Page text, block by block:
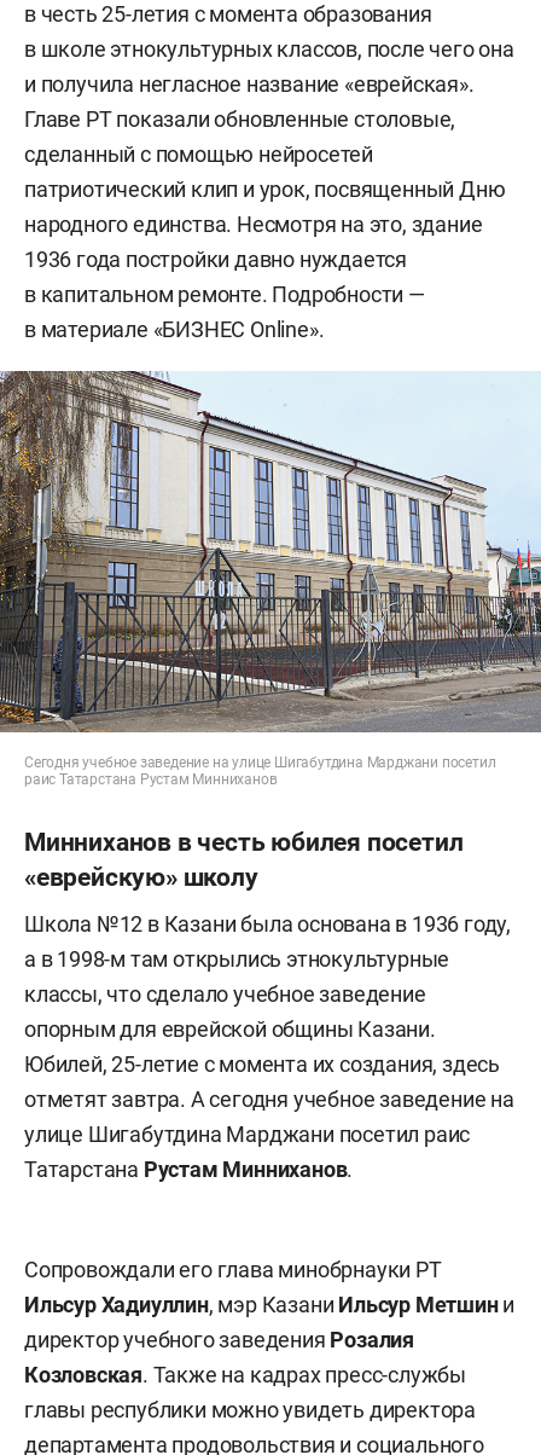
в честь 25-летия с момента образования
в школе этнокультурных классов, после чего она
и получила негласное название «еврейская».
Главе РТ показали обновленные столовые,
сделанный с помощью нейросетей
патриотический клип и урок, посвященный Дню
народного единства. Несмотря на это, здание
1936 года постройки давно нуждается
в капитальном ремонте. Подробности —
в материале «БИЗНЕС Online».
Сегодня учебное заведение на улице Шигабутдина Марджани посетил
раис Татарстана Рустам Минниханов
Минниханов в честь юбилея посетил
«еврейскую» школу
Школа №12 в Казани была основана в 1936 году,
а в 1998-м там открылись этнокультурные
классы, что сделало учебное заведение
опорным для еврейской общины Казани.
Юбилей, 25-летие с момента их создания, здесь
отметят завтра. А сегодня учебное заведение на
улице Шигабутдина Марджани посетил раис
Татарстана Рустам Минниханов.
Сопровождали его глава минобрнауки РТ
Ильсур Хадиуллин, мэр Казани Ильсур Метшини
директор учебного заведения Розалия
Козловская. Также на кадрах пресс-службы
главы республики можно увидеть директора
департамента продовольствия и социального